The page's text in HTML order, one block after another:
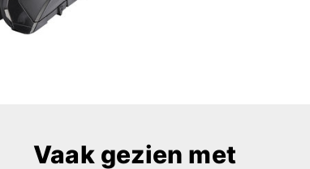
Vaak gezien met